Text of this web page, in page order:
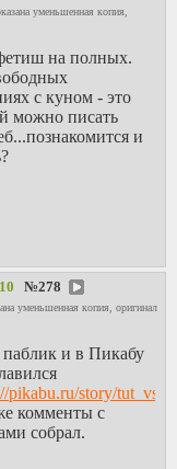
уменьшенная копия,
на полных.
с куном - это
можно писать
и
№278
уменьшенная копия, оригинал
паблик и в Пикабу
pikabu.ru/story/
комменты с
собрал.